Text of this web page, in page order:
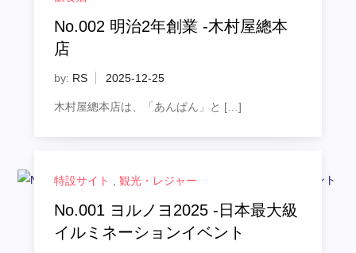
No.002 明治2年創業 -木村屋總本
店
by: RS
木村屋總本店は、「あんぱん」と […]
特設サイト , 観光・レジャー
No.001 ヨルノヨ2025 -日本最大級
イルミネーションイベント